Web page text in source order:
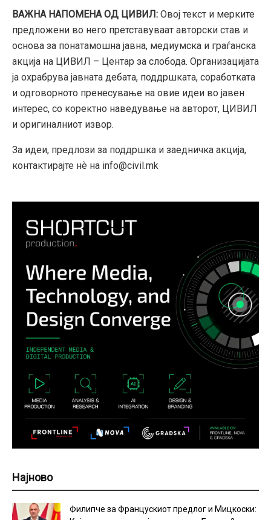
ВАЖНА НАПОМЕНА ОД ЦИВИЛ: Овој текст и мерките
предложени во него претставуваат авторски став и
основа за понатамошна јавна, медиумска и граѓанска
акција на ЦИВИЛ – Центар за слобода. Организацијата
ја охрабрува јавната дебата, поддршката, соработката
и одговорното пренесување на овие идеи во јавен
интерес, со коректно наведување на авторот, ЦИВИЛ
и оригиналниот извор.
За идеи, предлози за поддршка и заедничка акција,
контактирајте нѐ на info@civil.mk
Најново
Филипче за Францускиот предлог и Мицкоски: